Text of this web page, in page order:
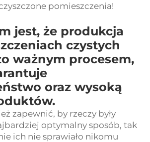
pomieszczenia!
jest, że produkcja
czystych
ważnym procesem,
oraz wysoką
zapewnić, by rzeczy były
optymalny sposób, tak
ich nie sprawiało nikomu